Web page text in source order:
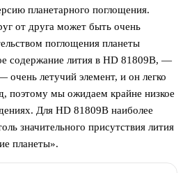
планетарного поглощения.
от друга может быть очень
поглощения планеты
содержание лития в HD 81809B, —
летучий элемент, и он легко
поэтому мы ожидаем крайне низкое
Для HD 81809B наиболее
значительного присутствия лития
планеты».